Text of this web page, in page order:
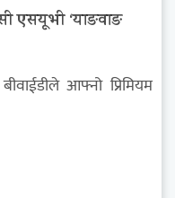
एसयूभी ‘याङवाङ
आफ्नो प्रिमियम